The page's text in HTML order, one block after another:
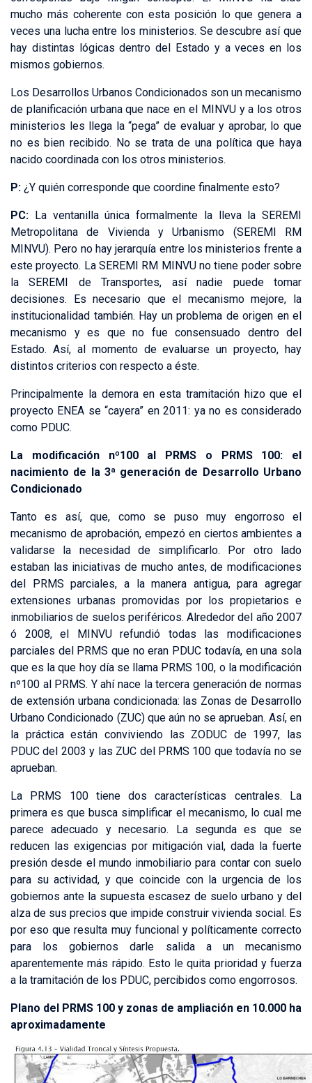
mucho más coherente con esta posición lo que genera a
veces una lucha entre los ministerios. Se descubre así que
hay distintas lógicas dentro del Estado y a veces en los
mismos gobiernos.
Los Desarrollos Urbanos Condicionados son un mecanismo
de planificación urbana que nace en el MINVU y a los otros
ministerios les llega la “pega” de evaluar y aprobar, lo que
no es bien recibido. No se trata de una política que haya
nacido coordinada con los otros ministerios.
P: ¿Y quién corresponde que coordine finalmente esto?
PC: La ventanilla única formalmente la lleva la SEREMI
Metropolitana de Vivienda y Urbanismo (SEREMI RM
MINVU). Pero no hay jerarquía entre los ministerios frente a
este proyecto. La SEREMI RM MINVU no tiene poder sobre
la SEREMI de Transportes, así nadie puede tomar
decisiones. Es necesario que el mecanismo mejore, la
institucionalidad también. Hay un problema de origen en el
mecanismo y es que no fue consensuado dentro del
Estado. Así, al momento de evaluarse un proyecto, hay
distintos criterios con respecto a éste.
Principalmente la demora en esta tramitación hizo que el
proyecto ENEA se “cayera” en 2011: ya no es considerado
como PDUC.
La modificación nº100 al PRMS o PRMS 100: el
nacimiento de la 3ª generación de Desarrollo Urbano
Condicionado
Tanto es así, que, como se puso muy engorroso el
mecanismo de aprobación, empezó en ciertos ambientes a
validarse la necesidad de simplificarlo. Por otro lado
estaban las iniciativas de mucho antes, de modificaciones
del PRMS parciales, a la manera antigua, para agregar
extensiones urbanas promovidas por los propietarios e
inmobiliarios de suelos periféricos. Alrededor del año 2007
ó 2008, el MINVU refundió todas las modificaciones
parciales del PRMS que no eran PDUC todavía, en una sola
que es la que hoy día se llama PRMS 100, o la modificación
nº100 al PRMS. Y ahí nace la tercera generación de normas
de extensión urbana condicionada: las Zonas de Desarrollo
Urbano Condicionado (ZUC) que aún no se aprueban. Así, en
la práctica están conviviendo las ZODUC de 1997, las
PDUC del 2003 y las ZUC del PRMS 100 que todavía no se
aprueban.
La PRMS 100 tiene dos características centrales. La
primera es que busca simplificar el mecanismo, lo cual me
parece adecuado y necesario. La segunda es que se
reducen las exigencias por mitigación vial, dada la fuerte
presión desde el mundo inmobiliario para contar con suelo
para su actividad, y que coincide con la urgencia de los
gobiernos ante la supuesta escasez de suelo urbano y del
alza de sus precios que impide construir vivienda social. Es
por eso que resulta muy funcional y políticamente correcto
para los gobiernos darle salida a un mecanismo
aparentemente más rápido. Esto le quita prioridad y fuerza
a la tramitación de los PDUC, percibidos como engorrosos.
Plano del PRMS 100 y zonas de ampliación en 10.000 ha
aproximadamente